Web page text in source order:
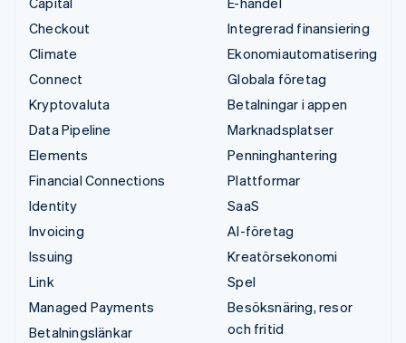
Checkout
Climate
Connect
Kryptovaluta
Data Pipeline
Elements
Financial Connections
Identity
Invoicing
Issuing
Link
Managed Payments
Betalningslänkar
Integrerad finansiering
Ekonomiautomatisering
Globala företag
Betalningar i appen
Marknadsplatser
Penninghantering
Plattformar
SaaS
AI-företag
Kreatörsekonomi
Spel
Besöksnäring, resor
och fritid